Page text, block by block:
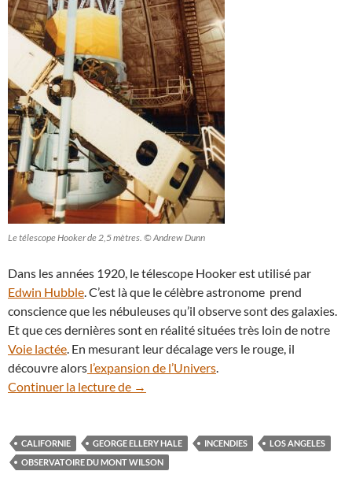
Le télescope Hooker de 2,5 mètres. © Andrew Dunn
Dans les années 1920, le télescope Hooker est utilisé par
Edwin Hubble. C’est là que le célèbre astronome prend
conscience que les nébuleuses qu’il observe sont des galaxies.
Et que ces dernières sont en réalité situées très loin de notre
Voie lactée. En mesurant leur décalage vers le rouge, il
découvre alors l’expansion de l’Univers.
Continuer la lecture de Après les incendies, les cendres
→
CALIFORNIE GEORGE ELLERY HALE INCENDIES
LOS ANGELES
OBSERVATOIRE DU MONT WILSON